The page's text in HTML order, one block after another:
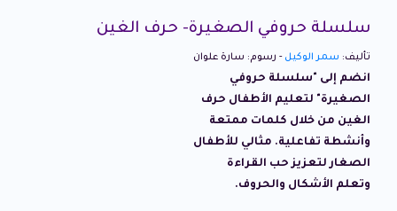
سلسلة حروفي الصغيرة- حرف الغين
تأليف: سمر الوكيل - رسوم: سارة علوان
انضم إلى "سلسلة حروفي
الصغيرة" لتعليم الأطفال حرف
الغين من خلال كلمات ممتعة
وأنشطة تفاعلية. مثالي للأطفال
الصغار لتعزيز حب القراءة
وتعلم الأشكال والحروف.